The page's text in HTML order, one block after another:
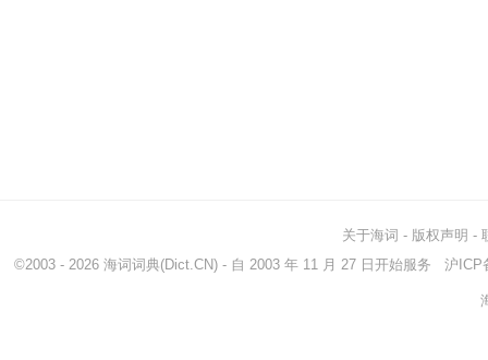
关于海词 - 版权声明 -
©2003 - 2026 海词词典(Dict.CN) - 自 2003 年 11 月 27 日开始服务 沪ICP